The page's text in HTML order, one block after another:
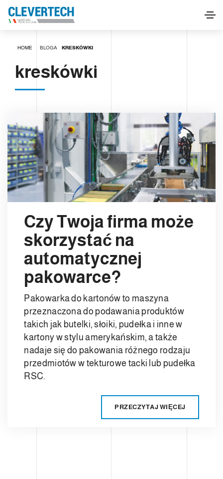
HOME BLOGA KRESKÓWKI
kreskówki
Czy Twoja firma może
skorzystać na
automatycznej
pakowarce?
Pakowarka do kartonów to maszyna
przeznaczona do podawania produktów
takich jak butelki, słoiki, pudełka i inne w
kartony w stylu amerykańskim, a także
nadaje się do pakowania różnego rodzaju
przedmiotów w tekturowe tacki lub pudełka
RSC.
PRZECZYTAJ WIĘCEJ